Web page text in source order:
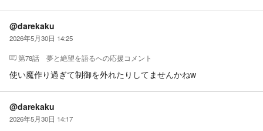
@darekaku
2026年5月30日 14:25
第78話 夢と絶望を語るへの応援コメント
使い魔作り過ぎて制御を外れたりしてませんかねw
@darekaku
2026年5月30日 14:17